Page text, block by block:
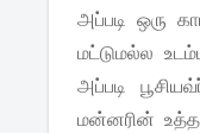
அப்படி ஒரு
மட்டுமல்ல
அப்படி
மன்னரின்